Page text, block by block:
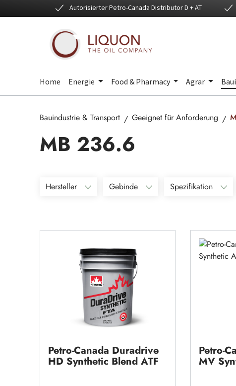
Hauptinhalt springen
Zur Suche springen
Zur Hauptnavigation springenAutorisierter Petro-Canada Distributor D + AT
Home Energie Food & Pharmacy Agrar
Bauindustrie & Transport Geeignet für Anforderung
MB 236.6
Hersteller Gebinde Spezifikation
Petro-Canada Duradrive
HD Synthetic Blend ATF
Petro-
MV